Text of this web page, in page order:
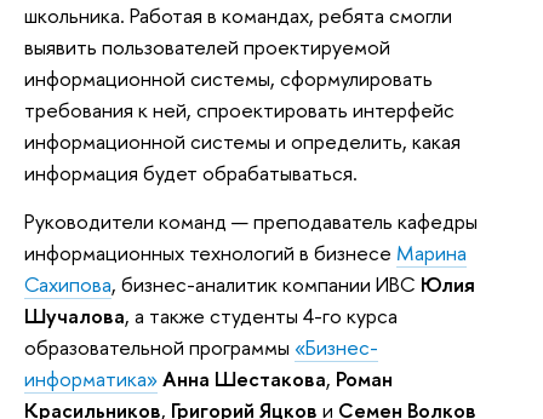
школьника. Работая в командах, ребята смогли
выявить пользователей проектируемой
информационной системы, сформулировать
требования к ней, спроектировать интерфейс
информационной системы и определить, какая
информация будет обрабатываться.
Руководители команд — преподаватель кафедры
информационных технологий в бизнесе Марина
Сахипова, бизнес-аналитик компании ИВС Юлия
Шучалова, а также студенты 4-го курса
образовательной программы «Бизнес-
информатика»Анна Шестакова, Роман
Красильников, Григорий Яцков и Семен Волков